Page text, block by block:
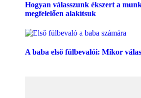
Hogyan válasszunk ékszert a
megfelelően alakítsuk
A baba első fülbevalói: Mikor